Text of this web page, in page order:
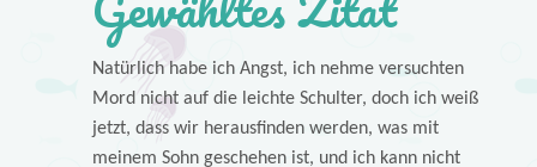
Natürlich habe ich Angst, ich nehme versuchten
Mord nicht auf die leichte Schulter, doch ich weiß
jetzt, dass wir herausfinden werden, was mit
meinem Sohn geschehen ist, und ich kann nicht